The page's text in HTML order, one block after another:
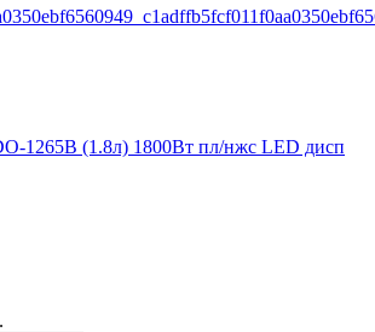
1265B (1.8л) 1800Вт пл/нжс LED дисп